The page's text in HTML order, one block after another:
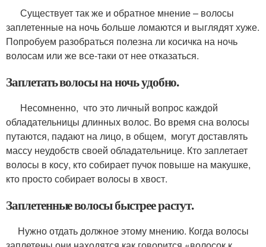
Существует так же и обратное мнение – волосы
заплетенные на ночь больше ломаются и выглядят хуже.
Попробуем разобраться полезна ли косичка на ночь
волосам или же все-таки от нее отказаться.
Заплетать волосы на ночь удобно.
Несомненно, что это личный вопрос каждой
обладательницы длинных волос. Во время сна волосы
путаются, падают на лицо, в общем, могут доставлять
массу неудобств своей обладательнице. Кто заплетает
волосы в косу, кто собирает пучок повыше на макушке,
кто просто собирает волосы в хвост.
Заплетенные волосы быстрее растут.
Нужно отдать должное этому мнению. Когда волосы